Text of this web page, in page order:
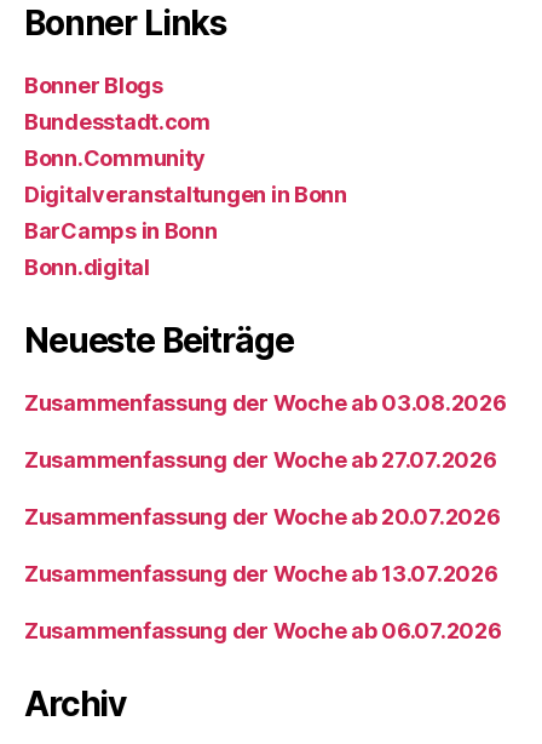
Bonner Links
Bonner Blogs
Bundesstadt.com
Bonn.Community
Digitalveranstaltungen in Bonn
BarCamps in Bonn
Bonn.digital
Neueste Beiträge
Zusammenfassung der Woche ab 03.08.2026
Zusammenfassung der Woche ab 27.07.2026
Zusammenfassung der Woche ab 20.07.2026
Zusammenfassung der Woche ab 13.07.2026
Zusammenfassung der Woche ab 06.07.2026
Archiv